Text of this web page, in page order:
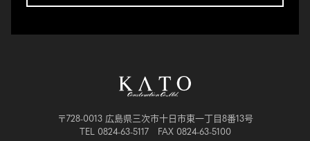
〒728-0013 広島県三次市十日市東一丁目8番13号
TEL 0824-63-5117 FAX 0824-63-5100